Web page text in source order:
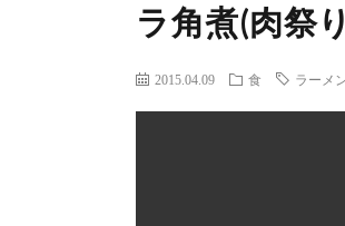
ラ角煮(肉祭
2015.04.09 食 ラーメ